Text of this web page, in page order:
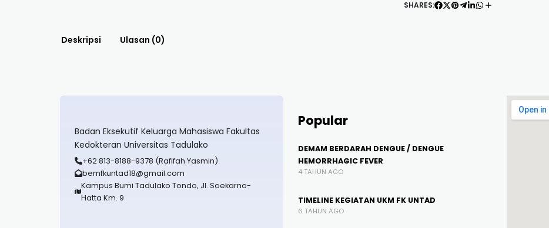
SHARES:
Deskripsi Ulasan (0)
Badan Eksekutif Keluarga Mahasiswa Fakultas
Kedokteran Universitas Tadulako
+62 813-8188-9378 (Rafifah Yasmin)
bemfkuntad18@gmail.com
Kampus Bumi Tadulako Tondo, Jl. Soekarno-
Hatta Km. 9
Popular
DEMAM BERDARAH DENGUE / DENGUE
HEMORRHAGIC FEVER
4 TAHUN AGO
TIMELINE KEGIATAN UKM FK UNTAD
6 TAHUN AGO